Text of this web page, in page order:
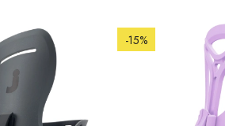
-15%